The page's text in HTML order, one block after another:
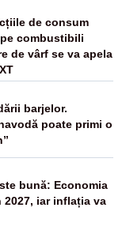
de consum
combustibili
de vârf se va apela
barjelor.
poate primi o
bună: Economia
2027, iar inflația va